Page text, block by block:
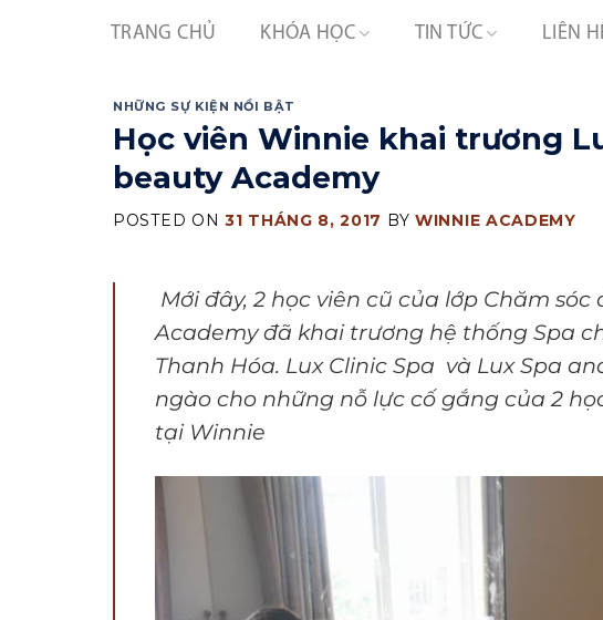
TRANG CHỦ KHÓA HỌC TIN TỨC LIÊN
NHỮNG SỰ KIỆN NỔI BẬT
Học viên Winnie khai trương
beauty Academy
POSTED ON 31 THÁNG 8, 2017 BYWINNIE ACADEMY
Mới đây, 2 học viên cũ của lớp Chăm
Academy đã khai trương hệ thống Spa
Thanh Hóa. Lux Clinic Spa và Lux Spa
ngào cho những nỗ lực cố gắng của 2
tại Winnie